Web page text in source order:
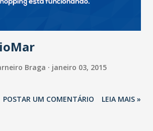
Braga janeiro 03, 2015
POSTAR UM COMENTÁRIO LEIA MAIS »